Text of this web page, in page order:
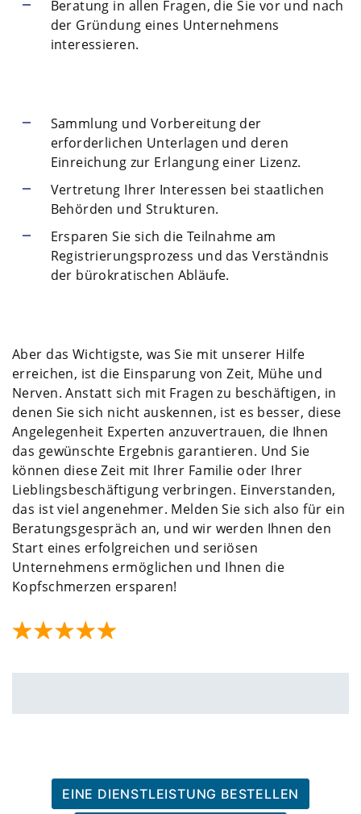
Beratung in allen Fragen, die Sie vor und nach
der Gründung eines Unternehmens
interessieren.
Sammlung und Vorbereitung der
erforderlichen Unterlagen und deren
Einreichung zur Erlangung einer Lizenz.
Vertretung Ihrer Interessen bei staatlichen
Behörden und Strukturen.
Ersparen Sie sich die Teilnahme am
Registrierungsprozess und das Verständnis
der bürokratischen Abläufe.
Aber das Wichtigste, was Sie mit unserer Hilfe
erreichen, ist die Einsparung von Zeit, Mühe und
Nerven. Anstatt sich mit Fragen zu beschäftigen, in
denen Sie sich nicht auskennen, ist es besser, diese
Angelegenheit Experten anzuvertrauen, die Ihnen
das gewünschte Ergebnis garantieren. Und Sie
können diese Zeit mit Ihrer Familie oder Ihrer
Lieblingsbeschäftigung verbringen. Einverstanden,
das ist viel angenehmer. Melden Sie sich also für ein
Beratungsgespräch an, und wir werden Ihnen den
Start eines erfolgreichen und seriösen
Unternehmens ermöglichen und Ihnen die
Kopfschmerzen ersparen!
EINE DIENSTLEISTUNG BESTELLEN